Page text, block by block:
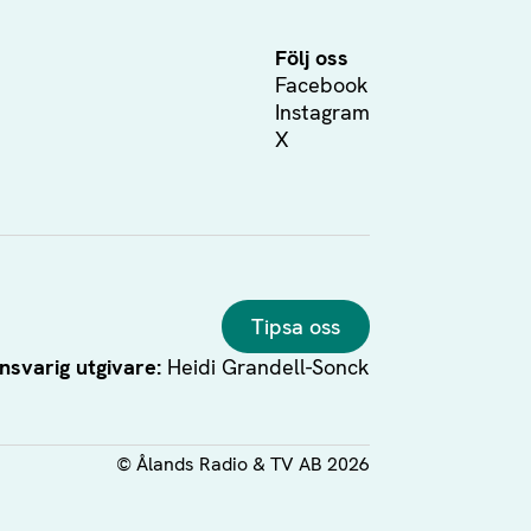
Följ oss
Facebook
Instagram
X
Tipsa oss
utgivare: Heidi Grandell-Sonck
©Ålands Radio & TV AB 2026